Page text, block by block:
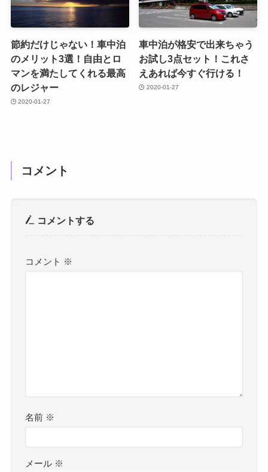
節約だけじゃない！車中泊
のメリット3選！自由とロ
マンを満たしてくれる最高
のレジャー
2020-01-27
車中泊が格安で出来ちゃう
お試し3点セット！これさ
えあれば今すぐ行ける！
2020-01-27
コメント
コメントする
コメント ※
名前 ※
メール ※